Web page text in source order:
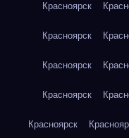
Красноярск
Красноярск
Красноярск
Красноярск
Красноярск